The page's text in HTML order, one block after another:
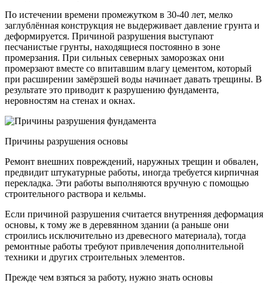
По истечении времени промежутком в 30-40 лет, мелко
заглублённая конструкция не выдерживает давление грунта и
деформируется. Причиной разрушения выступают
песчанистые грунты, находящиеся постоянно в зоне
промерзания. При сильных северных заморозках они
промерзают вместе со впитавшим влагу цементом, который
при расширении замёрзшей воды начинает давать трещины. В
результате это приводит к разрушению фундамента,
неровностям на стенах и окнах.
Причины разрушения основы
Ремонт внешних повреждений, наружных трещин и обвален,
предвидит штукатурные работы, иногда требуется кирпичная
перекладка. Эти работы выполняются вручную с помощью
строительного раствора и кельмы.
Если причиной разрушения считается внутренняя деформация
основы, к тому же в деревянном здании (а раньше они
строились исключительно из древесного материала), тогда
ремонтные работы требуют привлечения дополнительной
техники и других строительных элементов.
Прежде чем взяться за работу, нужно знать основы